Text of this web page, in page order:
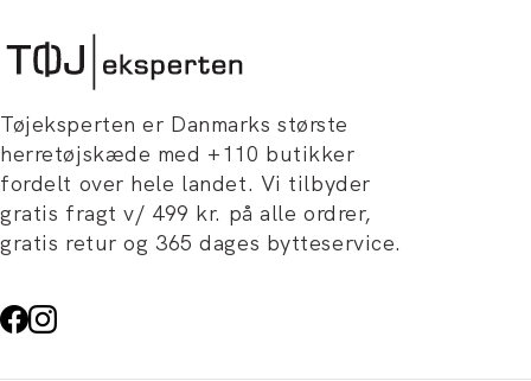
Tøjeksperten er Danmarks største
herretøjskæde med +110 butikker
fordelt over hele landet. Vi tilbyder
gratis fragt v/ 499 kr. på alle ordrer,
gratis retur og 365 dages bytteservice.